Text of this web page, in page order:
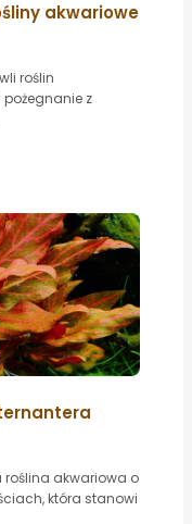
akwariowe
roślin
z
roślina akwariowa o
która stanowi